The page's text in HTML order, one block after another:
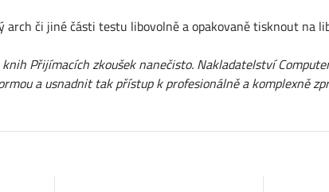
či jiné části testu libovolně a opakovaně tisknout na
Přijímacích zkoušek nanečisto. Nakladatelství
a usnadnit tak přístup k profesionálně a komplexně